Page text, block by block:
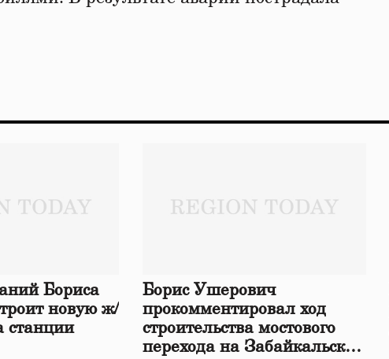
Бориса
новую ж/
станции
Борис Ушерович
прокомментировал ход
строительства мостового
перехода на Забайкальской